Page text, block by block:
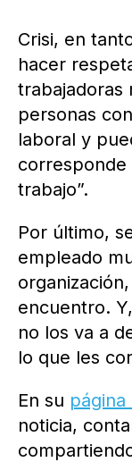
Crisi, en
hacer
trabajadoras
personas
laboral y
corresponde
trabajo”.
Por último,
empleado
encuentro.
no los va a
lo que les
En su página
noticia,